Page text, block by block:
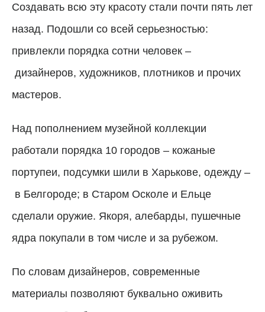
Создавать всю эту красоту стали почти пять лет
назад. Подошли со всей серьезностью:
привлекли порядка сотни человек –
дизайнеров, художников, плотников и прочих
мастеров.
Над пополнением музейной коллекции
работали порядка 10 городов – кожаные
портупеи, подсумки шили в Харькове, одежду –
в Белгороде; в Старом Осколе и Ельце
сделали оружие. Якоря, алебарды, пушечные
ядра покупали в том числе и за рубежом.
По словам дизайнеров, современные
материалы позволяют буквально оживить